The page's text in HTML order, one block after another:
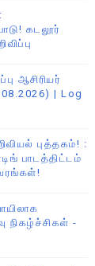
கடலூர்
ஆசிரியர்
| Log
புத்தகம்! :
பாடத்திட்டம்
நிகழ்ச்சிகள் -